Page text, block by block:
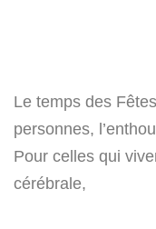
Le temps des
personnes,
Pour celles qui
cérébrale,